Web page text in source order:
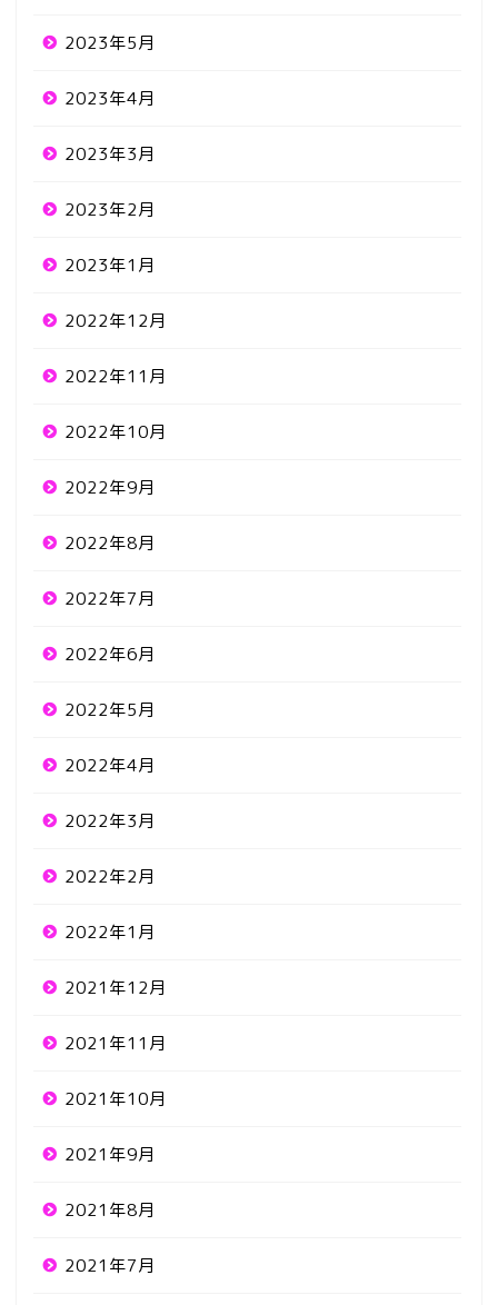
2023年5月
2023年4月
2023年3月
2023年2月
2023年1月
2022年12月
2022年11月
2022年10月
2022年9月
2022年8月
2022年7月
2022年6月
2022年5月
2022年4月
2022年3月
2022年2月
2022年1月
2021年12月
2021年11月
2021年10月
2021年9月
2021年8月
2021年7月